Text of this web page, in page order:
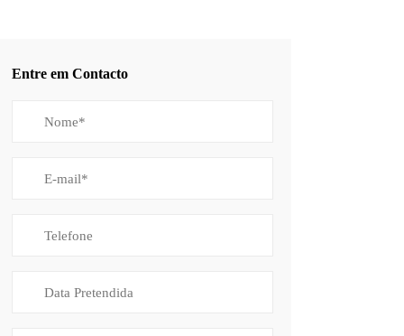
Entre em Contacto